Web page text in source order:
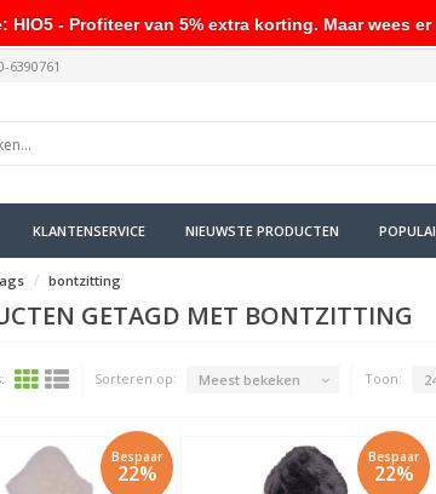
6390761
KLANTENSERVICE NIEUWSTE PRODUCTEN
bontzitting
GETAGD MET BONTZITTING
Sorteren op: Meest bekeken Toon:
Bespaar
22%
Bespaar
22%
- Profiteer van 5% extra korting. Maar wees